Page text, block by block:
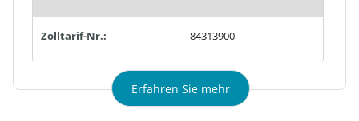
Zolltarif-Nr.: 84313900
Erfahren Sie mehr